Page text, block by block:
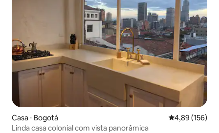
Casa ⋅ Bogotá 4,89 de uma
4,89 (156)
Linda casa colonial com vista panorâmica